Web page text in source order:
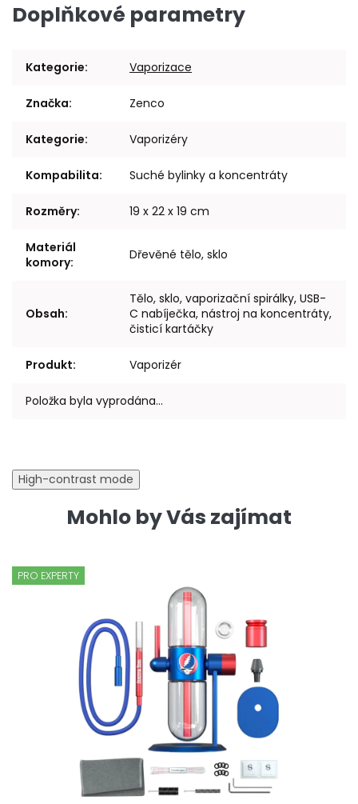
Doplňkové parametry
Kategorie: Vaporizace
Značka: Zenco
Kategorie: Vaporizéry
Kompabilita: Suché bylinky a koncentráty
Rozměry: 19 x 22 x 19 cm
Materiál
komory: Dřevěné tělo, sklo
Obsah:
Tělo, sklo, vaporizační spirálky, USB-
C nabíječka, nástroj na koncentráty,
čisticí kartáčky
Produkt: Vaporizér
Položka byla vyprodána…
High-contrast mode
Mohlo by Vás zajímat
PRO EXPERTY